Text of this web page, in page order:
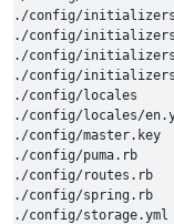
./config/
./config/initializers/
./config/initializers/
./config/initializers/
./config/locales
./config/locales/
./config/master.key
./config/puma.rb
./config/routes.rb
./config/spring.rb
./config/storage.yml